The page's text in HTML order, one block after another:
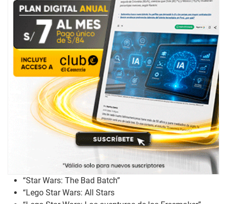
“Star Wars: The Bad Batch”
“Lego Star Wars: All Stars